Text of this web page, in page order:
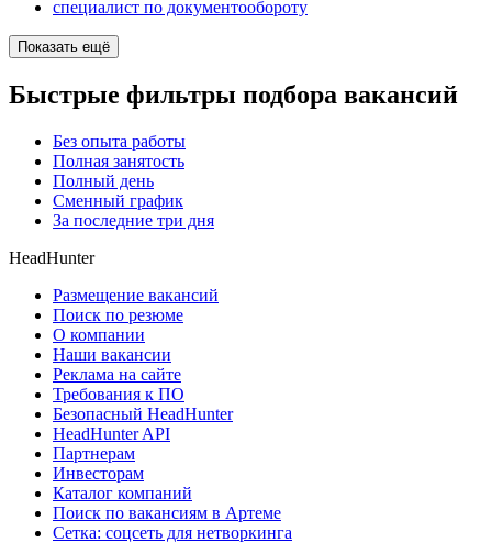
специалист по документообороту
Показать ещё
Быстрые фильтры подбора вакансий
Без опыта работы
Полная занятость
Полный день
Сменный график
За последние три дня
HeadHunter
Размещение вакансий
Поиск по резюме
О компании
Наши вакансии
Реклама на сайте
Требования к ПО
Безопасный HeadHunter
HeadHunter API
Партнерам
Инвесторам
Каталог компаний
Поиск по вакансиям в Артеме
Сетка: соцсеть для нетворкинга